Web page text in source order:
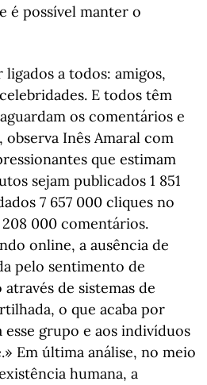
é possível manter o
a todos: amigos,
E todos têm
os comentários e
observa Inês Amaral com
que estimam
sejam publicados 1 851
7 657 000 cliques no
000 comentários.
online, a ausência de
pelo sentimento de
de sistemas de
o que acaba por
grupo e aos indivíduos
Em última análise, no meio
humana, a